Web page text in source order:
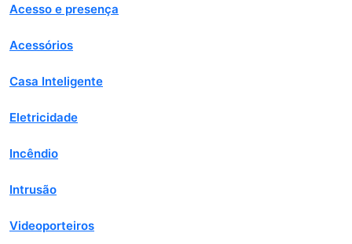
Acesso e presença
Acessórios
Casa Inteligente
Eletricidade
Incêndio
Intrusão
Videoporteiros